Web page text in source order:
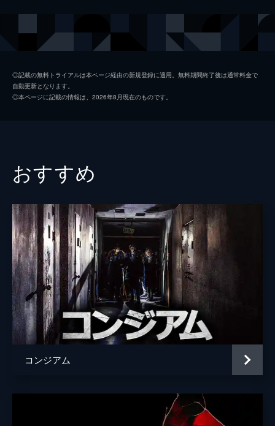
ウェイ･ジョンティン ツォン・ジンファ
監督
脚本 ジョン・スー
フー・カーリン
チエン・シーケン
音楽 ルー・ルーミン
製作 リー・リエ
リー・ヤオフア
◎記載の無料トライアルは本ページ経由の新規登録に適用。無料期間終了後は通常料金で
自動更新となります。
◎本ページに記載の情報は、2026年8月現在のものです。
おすすめ
コンジアム